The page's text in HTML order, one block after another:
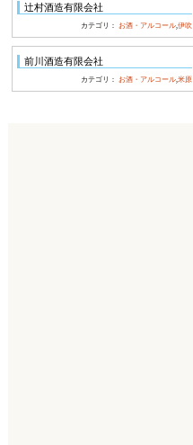
辻村酒造有限会社
カテゴリ：お酒・アルコール,伊吹
前川酒造有限会社
カテゴリ：お酒・アルコール,米原